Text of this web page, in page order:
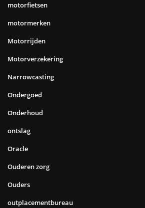
motorfietsen
motormerken
Motorrijden
Motorverzekering
Narrowcasting
Ondergoed
Onderhoud
ontslag
Oracle
Ouderen zorg
Ouders
outplacementbureau